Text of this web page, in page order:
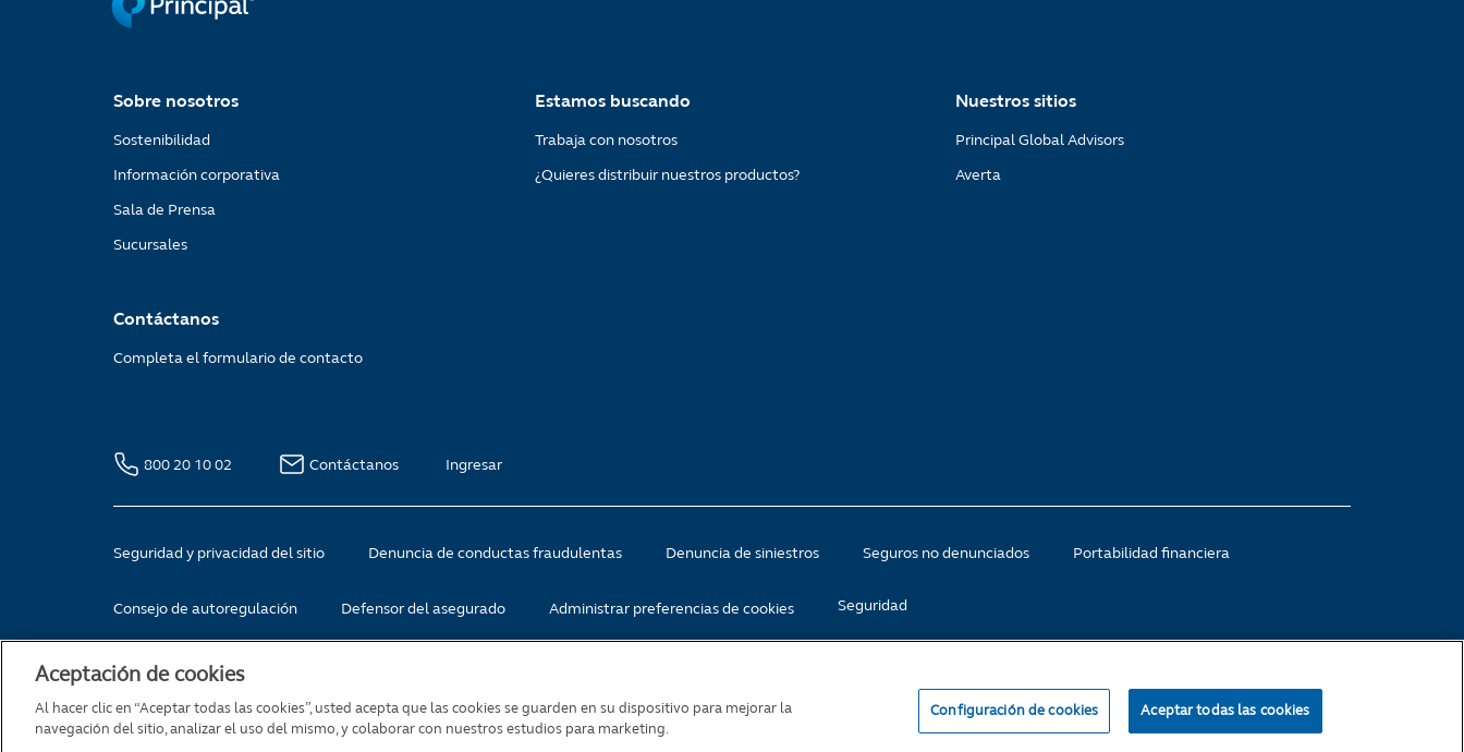
Sobre nosotros
Sostenibilidad
Información corporativa
Sala de Prensa
Sucursales
Estamos buscando
Trabaja con nosotros
¿Quieres distribuir nuestros productos?
Nuestros sitios
Principal Global Advisors
Averta
Contáctanos
Completa el formulario de contacto
800 20 10 02 Contáctanos Ingresar
Seguridad y privacidad del sitio Denuncia de conductas fraudulentas Denuncia de siniestros Seguros no denunciados Portabilidad financiera
Consejo de autoregulación Defensor del asegurado Administrar preferencias de cookies Seguridad
Apoquindo 3600, piso 10, Las Condes, Santiago de Chile
Aceptación de cookies
Al hacer clic en “Aceptar todas las cookies”, usted acepta que las cookies se guarden en su dispositivo para mejorar la
navegación del sitio, analizar el uso del mismo, y colaborar con nuestros estudios para marketing.
Configuración de cookies Aceptar todas las cookies